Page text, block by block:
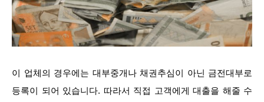
이 업체의 경우에는 대부중개나 채권추심이 아닌 금전대부로
등록이 되어 있습니다. 따라서 직접 고객에게 대출을 해줄 수